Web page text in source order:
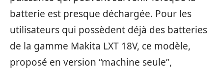
batterie est presque déchargée. Pour les
utilisateurs qui possèdent déjà des batteries
de la gamme Makita LXT 18V, ce modèle,
proposé en version “machine seule”,